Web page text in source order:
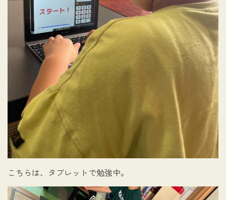
こちらは、タブレットで勉強中。